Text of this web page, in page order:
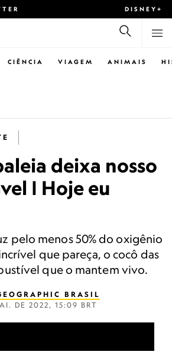
DISNEY+
CIÊNCIA VIAGEM ANIMAIS
deixa nosso
| Hoje eu
pelo menos 50% do oxigênio
que pareça, o cocô das
que o mantem vivo.
BRASIL
DE 2022, 15:09 BRT